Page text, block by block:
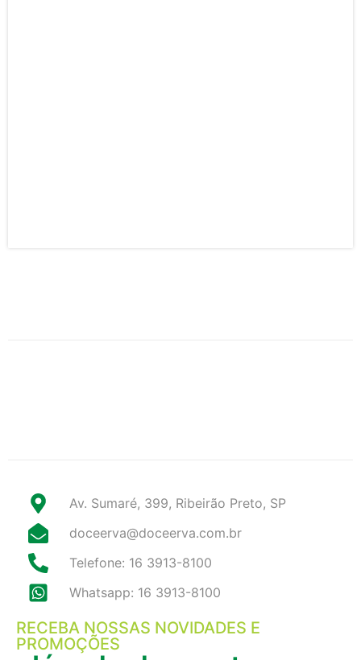
Av. Sumaré, 399, Ribeirão Preto, SP
doceerva@doceerva.com.br
Telefone: 16 3913-8100
Whatsapp: 16 3913-8100
RECEBA NOSSAS NOVIDADES E
PROMOÇÕES